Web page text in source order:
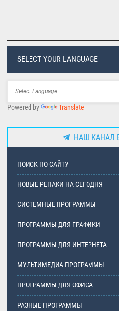
SELECT YOUR LANGUAGE
Powered by Translate
НАШ КАНАЛ В
ПОИСК ПО САЙТУ
НОВЫЕ РЕПАКИ НА СЕГОДНЯ
СИСТЕМНЫЕ ПРОГРАММЫ
ПРОГРАММЫ ДЛЯ ГРАФИКИ
ПРОГРАММЫ ДЛЯ ИНТЕРНЕТА
МУЛЬТИМЕДИА ПРОГРАММЫ
ПРОГРАММЫ ДЛЯ ОФИСА
РАЗНЫЕ ПРОГРАММЫ